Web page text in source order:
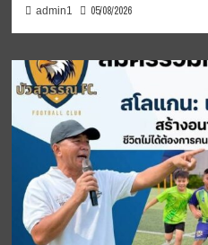
admin1 05/08/2026